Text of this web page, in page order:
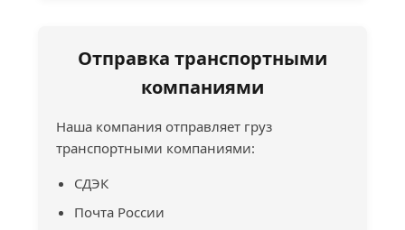
Отправка транспортными
компаниями
Наша компания отправляет груз
транспортными компаниями:
СДЭК
Почта России